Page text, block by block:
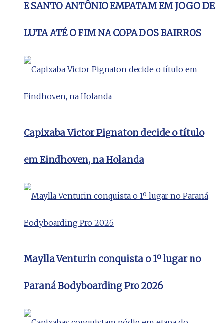
E SANTO ANTÔNIO EMPATAM EM JOGO DE
LUTA ATÉ O FIM NA COPA DOS BAIRROS
Capixaba Victor Pignaton decide o título
em Eindhoven, na Holanda
Maylla Venturin conquista o 1º lugar no
Paraná Bodyboarding Pro 2026